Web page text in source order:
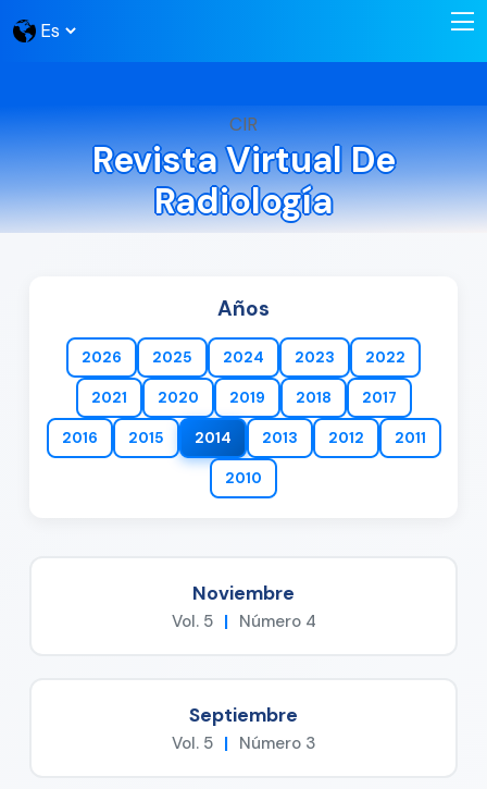
CIR
Revista Virtual De
Radiología
Años
2026 2025 2024 2023 2022
2021 2020 2019 2018 2017
2016 2015 2014 2013 2012 2011
2010
Noviembre
Vol. 5 | Número 4
Septiembre
Vol. 5 | Número 3